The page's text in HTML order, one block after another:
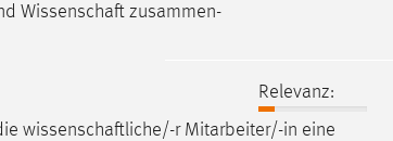
Wissenschaft zusammen-
Relevanz:
wissenschaftliche/-rMitarbeiter/-in eine